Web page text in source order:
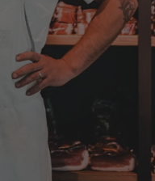
zufrieden.Danke.
8.8.2026